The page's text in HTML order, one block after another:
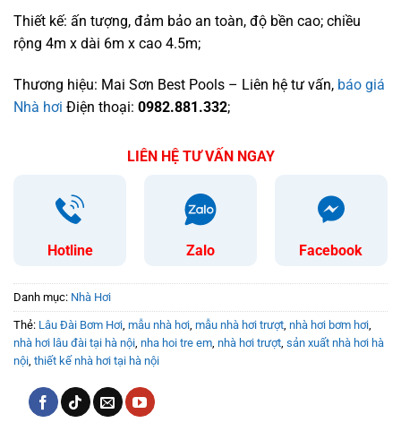
Thiết kế: ấn tượng, đảm bảo an toàn, độ bền cao; chiều
rộng 4m x dài 6m x cao 4.5m;
Thương hiệu: Mai Sơn Best Pools – Liên hệ tư vấn, báo giá
Nhà hơi Điện thoại: 0982.881.332;
LIÊN HỆ TƯ VẤN NGAY
Hotline Zalo Facebook
Danh mục: Nhà Hơi
Thẻ: Lâu Đài Bơm Hơi, mẫu nhà hơi, mẫu nhà hơi trượt, nhà hơi bơm hơi,
nhà hơi lâu đài tại hà nội, nha hoi tre em, nhà hơi trượt, sản xuất nhà hơi hà
nội, thiết kế nhà hơi tại hà nội